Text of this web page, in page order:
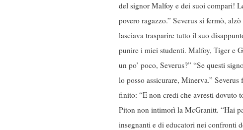
del signor Malfoy e dei suoi compari!
povero ragazzo.” Severus si fermò,
lasciava trasparire tutto il suo
punire i miei studenti. Malfoy, Tiger e
un po’ poco, Severus?” “Se questi
lo posso assicurare, Minerva.”
finito: “E non credi che avresti dovuto
Piton non intimorì la McGranitt. “Hai
insegnanti e di educatori nei confronti